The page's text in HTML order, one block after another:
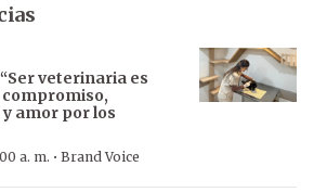
veterinaria es
compromiso,
amor por los
a. m. · Brand Voice